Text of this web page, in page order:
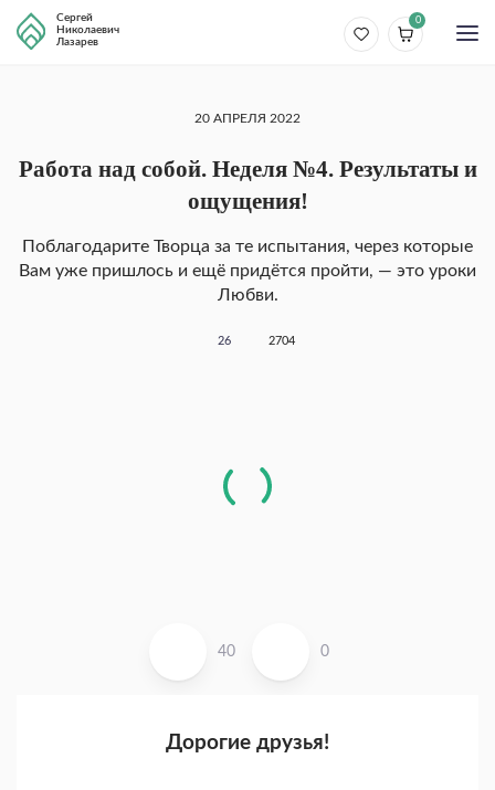
Сергей
Николаевич
Лазарев
0
20 АПРЕЛЯ 2022
Работа над собой. Неделя №4. Результаты и
ощущения!
Поблагодарите Творца за те испытания, через которые
Вам уже пришлось и ещё придётся пройти, — это уроки
Любви.
26 2704
40 0
Дорогие друзья!